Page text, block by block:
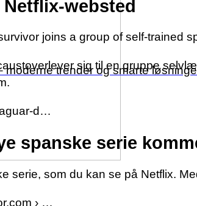
trender og smarte
websted
joins a group of self-trained
sig til en gruppe
d…
spanske serie
serie, som du kan se på Netflix.
› …